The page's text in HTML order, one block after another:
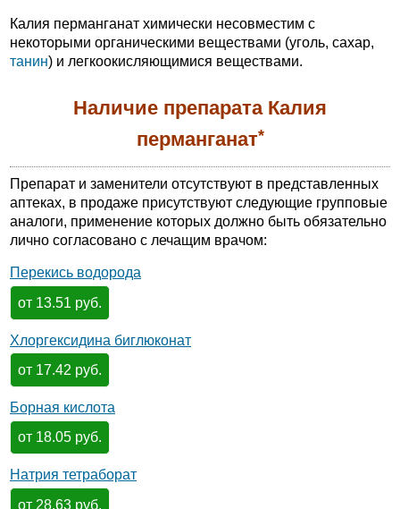
Калия перманганат химически несовместим с
некоторыми органическими веществами (уголь, сахар,
танин) и легкоокисляющимися веществами.
Наличие препарата Калия
перманганат*
Препарат и заменители отсутствуют в представленных
аптеках, в продаже присутствуют следующие групповые
аналоги, применение которых должно быть обязательно
лично согласовано с лечащим врачом:
Перекись водорода
от 13.51 руб.
Хлоргексидина биглюконат
от 17.42 руб.
Борная кислота
от 18.05 руб.
Натрия тетраборат
от 28.63 руб.